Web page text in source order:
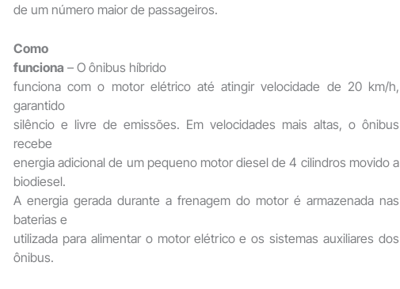
de um número maior de passageiros.
Como
funciona – O ônibus híbrido
funciona com o motor elétrico até atingir velocidade de 20 km/h,
garantido
silêncio e livre de emissões. Em velocidades mais altas, o ônibus
recebe
energia adicional de um pequeno motor diesel de 4 cilindros movido a
biodiesel.
A energia gerada durante a frenagem do motor é armazenada nas
baterias e
utilizada para alimentar o motor elétrico e os sistemas auxiliares dos
ônibus.